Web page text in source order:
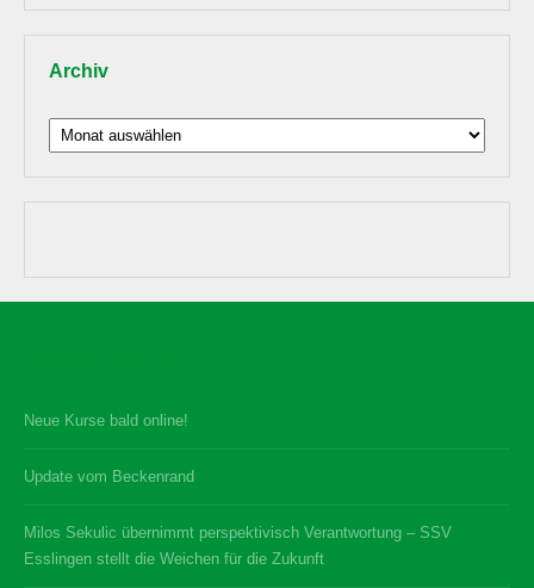
Thema
Archiv
Archiv
Neue Kurse bald online!
Update vom Beckenrand
Milos Sekulic übernimmt perspektivisch Verantwortung – SSV
Esslingen stellt die Weichen für die Zukunft